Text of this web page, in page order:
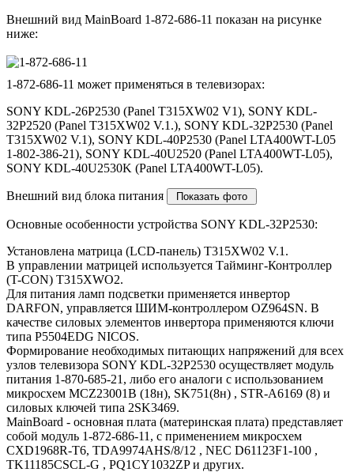
Внешний вид MainBoard 1-872-686-11 показан на рисунке
ниже:
1-872-686-11 может применяться в телевизорах:
SONY KDL-26P2530 (Panel T315XW02 V1), SONY KDL-
32P2520 (Panel T315XW02 V.1.), SONY KDL-32P2530 (Panel
T315XW02 V.1), SONY KDL-40P2530 (Panel LTA400WT-L05
1-802-386-21), SONY KDL-40U2520 (Panel LTA400WT-L05),
SONY KDL-40U2530K (Panel LTA400WT-L05).
Внешний вид блока питания
Основные особенности устройства SONY KDL-32P2530:
Установлена матрица (LCD-панель) T315XW02 V.1.
В управлении матрицей используется Тайминг-Контроллер
(T-CON) T315XWO2.
Для питания ламп подсветки применяется инвертор
DARFON, управляется ШИМ-контроллером OZ964SN. В
качестве силовых элементов инвертора применяются ключи
типа P5504EDG NICOS.
Формирование необходимых питающих напряжений для всех
узлов телевизора SONY KDL-32P2530 осуществляет модуль
питания 1-870-685-21, либо его аналоги c использованием
микросхем MCZ23001B (18н), SK751(8н) , STR-A6169 (8) и
силовых ключей типа 2SK3469.
MainBoard - основная плата (материнская плата) представляет
собой модуль 1-872-686-11, с применением микросхем
CXD1968R-T6, TDA9974AHS/8/12 , NEC D61123F1-100 ,
TK11185CSCL-G , PQ1CY1032ZP и других.